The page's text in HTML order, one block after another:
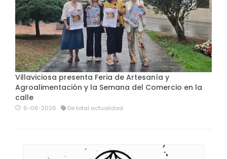
Villaviciosa presenta Feria de Artesanía y
Agroalimentación y la Semana del Comercio en la
calle
6-08-2026 De total actualidad